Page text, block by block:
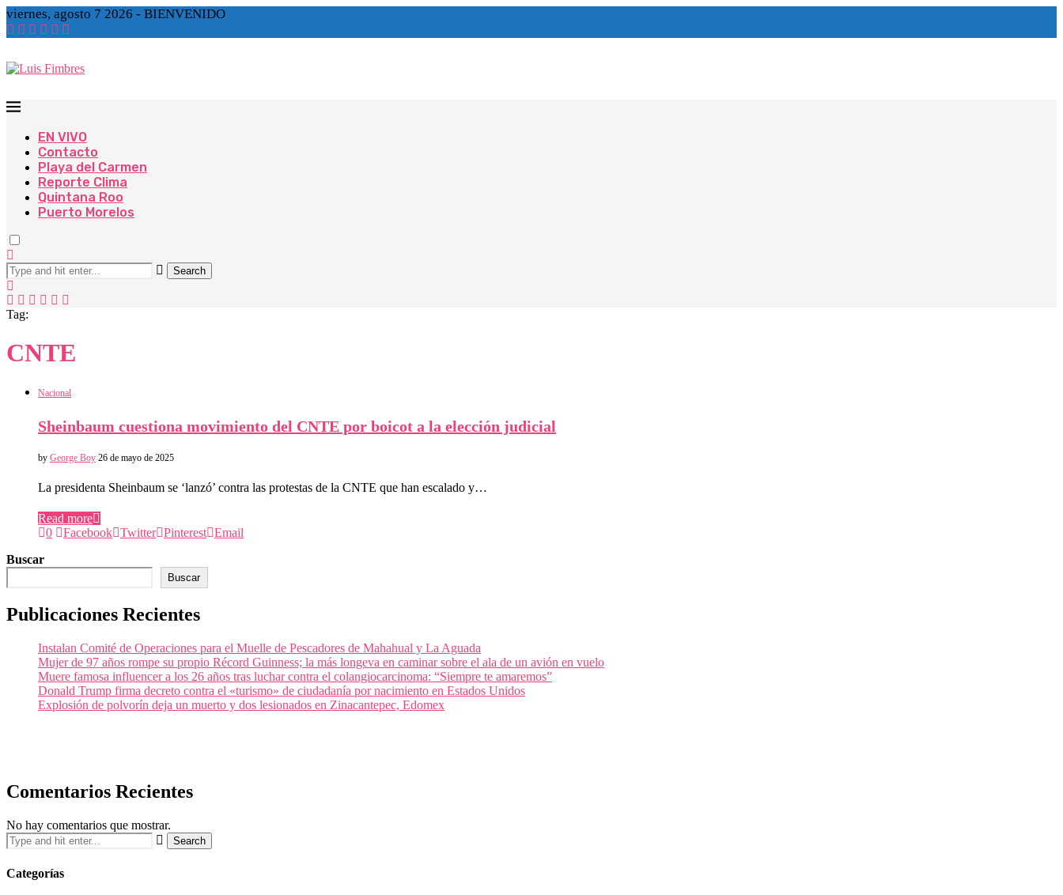
viernes, agosto 7 2026 - BIENVENIDO
EN VIVO
Contacto
Playa del Carmen
Reporte Clima
Quintana Roo
Puerto Morelos
Search
Tag:
CNTE
Nacional
Sheinbaum cuestiona movimiento del CNTE por boicot a la elección judicial
by George Boy 26 de mayo de 2025
La presidenta Sheinbaum se ‘lanzó’ contra las protestas de la CNTE que han escalado y…
Read more
0
Facebook Twitter Pinterest Email
Buscar
Buscar
Publicaciones Recientes
Instalan Comité de Operaciones para el Muelle de Pescadores de Mahahual y La Aguada
Mujer de 97 años rompe su propio Récord Guinness; la más longeva en caminar sobre el ala de un avión en vuelo
Muere famosa influencer a los 26 años tras luchar contra el colangiocarcinoma: “Siempre te amaremos”
Donald Trump firma decreto contra el «turismo» de ciudadanía por nacimiento en Estados Unidos
Explosión de polvorín deja un muerto y dos lesionados en Zinacantepec, Edomex
Comentarios Recientes
No hay comentarios que mostrar.
Categorías